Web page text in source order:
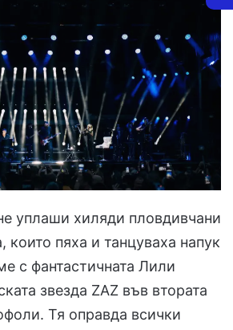
уплаши хиляди пловдивчани
които пяха и танцуваха напук
с фантастичната Лили
звезда ZAZ във втората
Тя оправда всички